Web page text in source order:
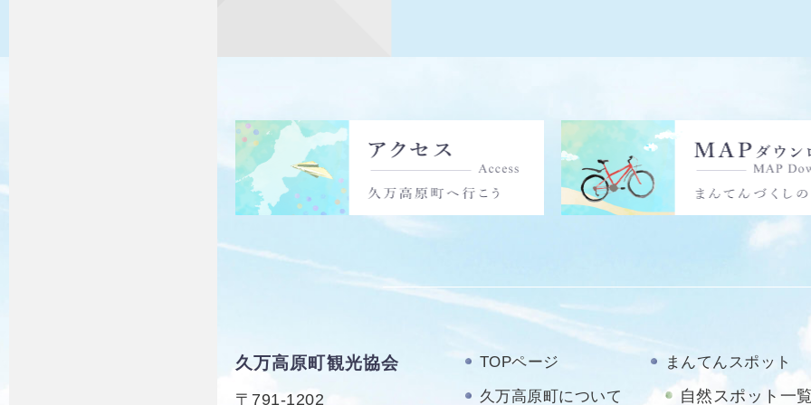
TOPページ
久万高原町について
まんてんスポット
自然スポット一
久万高原町観光協会
〒791-1202